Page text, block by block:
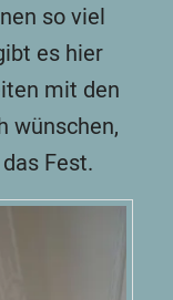
so viel
es hier
mit den
wünschen,
Fest.